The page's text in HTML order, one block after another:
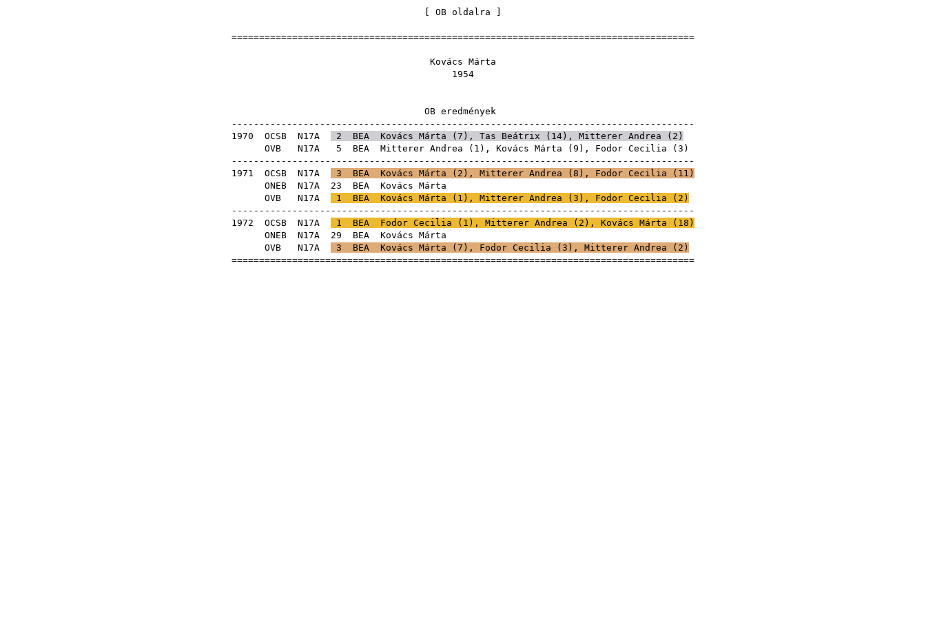
OB oldalra
====================================================================================
Kovács Márta
1954
OB eredmények
------------------------------------------------------------------------------------
1970 OCSB N17A 2 BEA Kovács Márta ( 7 ), Tas Beátrix ( 14 ), Mitterer Andrea ( 2 )
OVB N17A 5 BEA Mitterer Andrea ( 1 ), Kovács Márta ( 9 ), Fodor Cecilia ( 3 )
------------------------------------------------------------------------------------
1971 OCSB N17A 3 BEA Kovács Márta ( 2 ), Mitterer Andrea ( 8 ), Fodor Cecilia ( 11 )
ONEB N17A 23 BEA Kovács Márta
OVB N17A 1 BEA Kovács Márta ( 1 ), Mitterer Andrea ( 3 ), Fodor Cecilia ( 2 )
------------------------------------------------------------------------------------
1972 OCSB N17A 1 BEA Fodor Cecilia ( 1 ), Mitterer Andrea ( 2 ), Kovács Márta ( 18 )
ONEB N17A 29 BEA Kovács Márta
OVB N17A 3 BEA Kovács Márta ( 7 ), Fodor Cecilia ( 3 ), Mitterer Andrea ( 2 )
====================================================================================